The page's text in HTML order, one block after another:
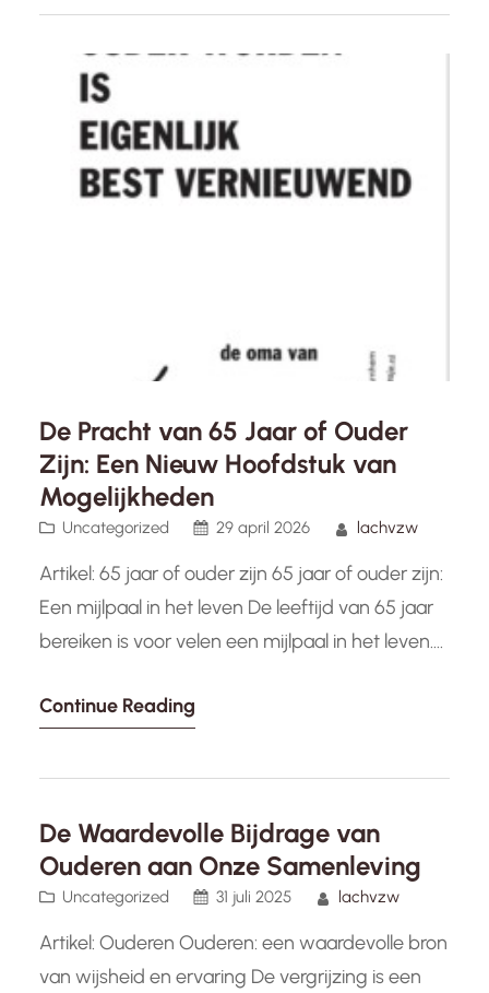
waardevolle kans om aan jezelf te werken, je
zelfbewustzijn te vergroten. Tijdens…
De Pracht van 65 Jaar of Ouder
Zijn: Een Nieuw Hoofdstuk van
Mogelijkheden
Uncategorized 29 april 2026 lachvzw
Artikel: 65 jaar of ouder zijn 65 jaar of ouder zijn:
Een mijlpaal in het leven De leeftijd van 65 jaar
bereiken is voor velen een mijlpaal in het leven.
het begin van een nieuwe fase en vaak ook een
sommigen…
Continue Reading
De Waardevolle Bijdrage van
Ouderen aan Onze Samenleving
Uncategorized 31 juli 2025 lachvzw
Artikel: Ouderen Ouderen: een waardevolle bron
van wijsheid en ervaring De vergrijzing is een